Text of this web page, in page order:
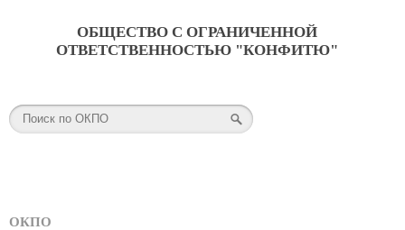
ОБЩЕСТВО С ОГРАНИЧЕННОЙ
ОТВЕТСТВЕННОСТЬЮ "КОНФИТЮ"
ОКПО